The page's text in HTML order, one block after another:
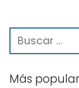
Más popular